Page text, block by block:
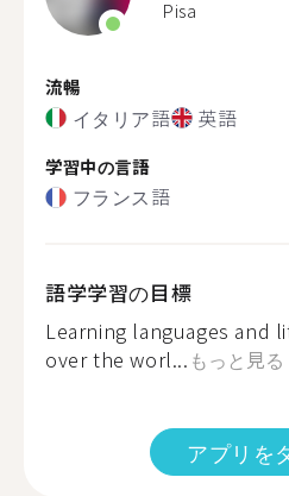
Pisa
流暢
イタリア語 英語
学習中の言語
フランス語
語学学習の目標
Learning languages and
over the worl... もっと見る
アプリを